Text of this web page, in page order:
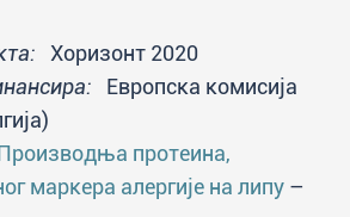
Хоризонт 2020
Европска комисија
протеина,
маркера алергије на липу –